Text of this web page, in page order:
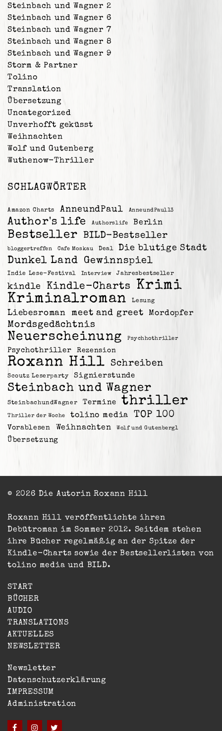
Steinbach und Wagner 2
Steinbach und Wagner 6
Steinbach und Wagner 7
Steinbach und Wagner 8
Steinbach und Wagner 9
Storm & Partner
Tolino
Translation
Übersetzung
Uncategorized
Unverhofft geküsst
Weihnachten
Wolf und Gutenberg
Wuthenow-Thriller
SCHLAGWÖRTER
Amazon Charts AnneundPaul AnneundPaul13
Author's life Authorslife Berlin
Bestseller BILD-Bestseller
bloggertreffen Cafe Moskau Deal Die blutige Stadt
Dunkel Land Gewinnspiel
Indie Lese-Festival Interview Jahresbestseller
kindle Kindle-Charts
Krimi
Kriminalroman
Lesung
Liebesroman meet and greet Mordopfer
Mordsgedächtnis
Neuerscheinung Psychhothriller
Psychothriller Rezension
Roxann Hill Schreiben
Scoutz Leserparty Signierstunde
Steinbach und Wagner
SteinbachundWagner Termine thriller
Thriller der Woche tolino media TOP 100
Vorablesen Weihnachten Wolf und Gutenberg1
Übersetzung
© 2026 Die Autorin Roxann Hill
Roxann Hill veröffentlichte ihren
Debütroman im Sommer 2012. Seitdem stehen
ihre Bücher regelmäßig an der Spitze der
Kindle-Charts sowie der Bestsellerlisten von
tolino media und BILD.
START
BÜCHER
AUDIO
TRANSLATIONS
AKTUELLES
NEWSLETTER
Newsletter
Datenschutzerklärung
IMPRESSUM
Administration